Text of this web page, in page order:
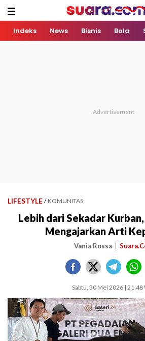
Indeks News Bisnis Bola
LIFESTYLE / KOMUNITAS
Lebih dari Sekadar
Mengajarkan Arti
Vania Rossa
Sabtu, 30 Mei 2026 | 21:48